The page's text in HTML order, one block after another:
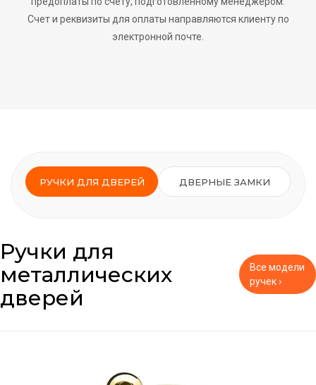
Счет и реквизиты для оплаты направляются клиенту по
электронной почте.
РУЧКИ ДЛЯ ДВЕРЕЙ ДВЕРНЫЕ ЗАМКИ
Ручки для
металлических
дверей
Все модели
ручек ›